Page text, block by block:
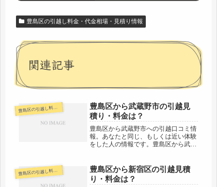
豊島区の引越し料金・代金相場・見積り情報
関連記事
豊島区の引越し料金・代金相場・見積り情報
豊島区から武蔵野市の引越見
積り・料金は？
豊島区から武蔵野市への引越口コミ情
報。あなたと同じ、もしくは近い体験
をした人の情報です。豊島区から武蔵
くなりやすいです。ただし、2月3月4
月の間は引越し繁忙期になりますの
で...
豊島区の引越し料金・代金相場・見積り情報
豊島区から新宿区の引越見積
り・料金は？